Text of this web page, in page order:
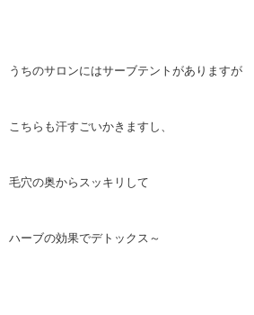
うちのサロンにはサーブテントがありますが
こちらも汗すごいかきますし、
毛穴の奥からスッキリして
ハーブの効果でデトックス～